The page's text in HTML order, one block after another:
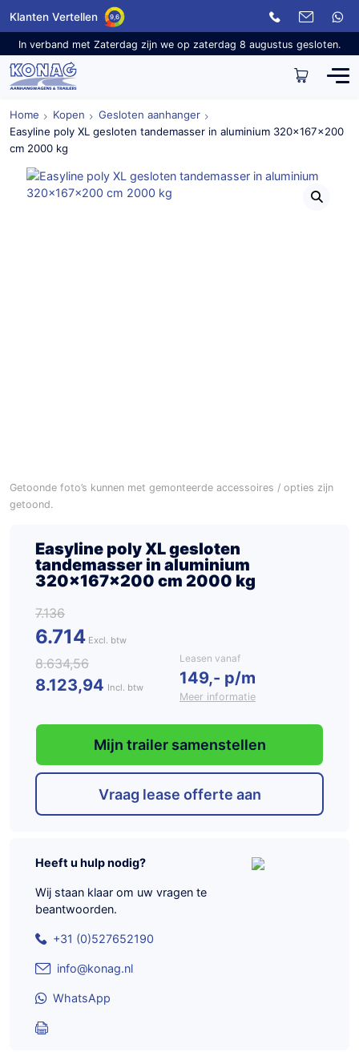
Klanten Vertellen 9,6
In verband met Zaterdag zijn we op zaterdag 8 augustus gesloten.
Home Kopen
Gesloten aanhanger
Easyline poly XL gesloten tandemasser in aluminium 320x167x200
cm 2000 kg
Getoonde foto’s kunnen met gemonteerde accessoires / opties zijn
getoond.
Easyline poly XL gesloten
tandemasser in aluminium
320x167x200 cm 2000 kg
7.136
6.714
8.634,56
8.123,94 Incl. btw
Leasen vanaf
149,- p/m
Meer informatie
Mijn trailer samenstellen
Vraag lease offerte aan
Heeft u hulp nodig?
Wij staan klaar om uw vragen te
beantwoorden.
+31 (0)527652190
info@konag.nl
WhatsApp